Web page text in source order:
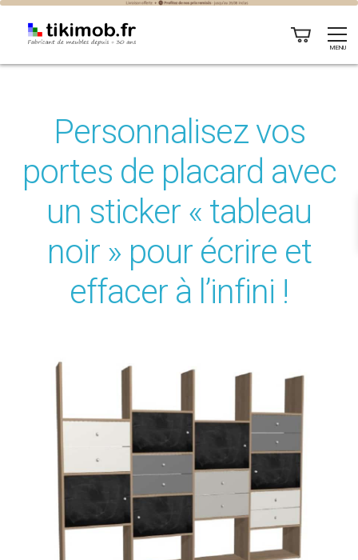
MENU
Personnalisez vos
portes de placard avec
un sticker « tableau
noir » pour écrire et
effacer à l’infini !